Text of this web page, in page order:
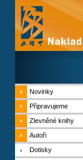
Novinky
Připravujeme
Zlevněné knihy
Autoři
Dotisky